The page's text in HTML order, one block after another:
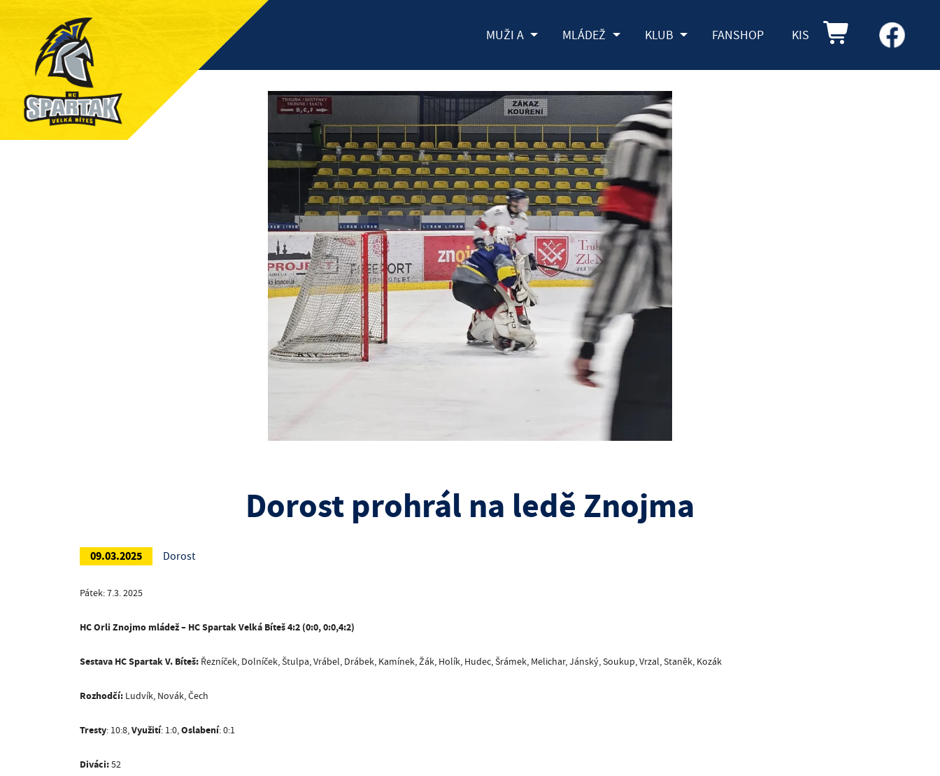
MUŽI A MLÁDEŽ KLUB FANSHOP KIS
Dorost prohrál na ledě Znojma
09.03.2025 Dorost
Pátek: 7.3. 2025
HC Orli Znojmo mládež – HC Spartak Velká Bíteš 4:2 (0:0, 0:0,4:2)
Sestava HC Spartak V. Bíteš: Řezníček, Dolníček, Štulpa, Vrábel, Drábek, Kamínek, Žák, Holík, Hudec, Šrámek, Melichar, Jánský, Soukup, Vrzal, Staněk, Kozák
Rozhodčí: Ludvík, Novák, Čech
Tresty: 10:8,Využití: 1:0,Oslabení: 0:1
Diváci:52